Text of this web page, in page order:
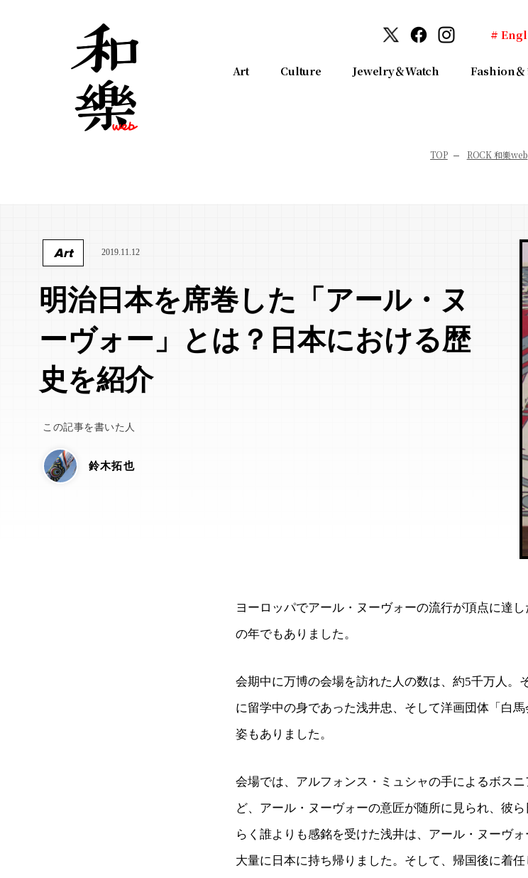
#
Art Culture Jewelry＆Watch Fashion＆
TOP ROCK 和樂web
Art 2019.11.12
明治日本を席巻した「アール・ヌ
ーヴォー」とは？日本における歴
史を紹介
この記事を書いた人
鈴木拓也
ヨーロッパでアール・ヌーヴォーの流行が頂点に達
の年でもありました。
会期中に万博の会場を訪れた人の数は、約5千万人。
に留学中の身であった浅井忠、そして洋画団体「白
姿もありました。
会場では、アルフォンス・ミュシャの手によるボス
ど、アール・ヌーヴォーの意匠が随所に見られ、彼
らく誰よりも感銘を受けた浅井は、アール・ヌーヴ
大量に日本に持ち帰りました。そして、帰国後に着